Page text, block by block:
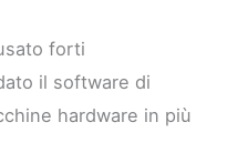
forti
il software di
hardware in più